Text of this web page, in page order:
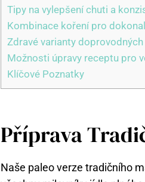
Tipy na vylepšení chuti a
Kombinace koření pro
Zdravé varianty
Možnosti úpravy receptu pro
Klíčové Poznatky
Příprava
Naše paleo verze tradičního